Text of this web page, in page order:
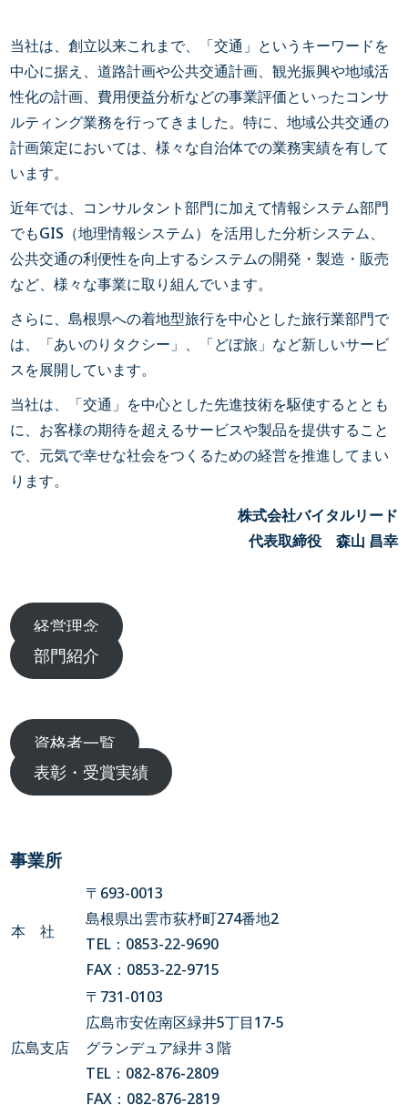
当社は、創立以来これまで、「交通」というキーワードを
中心に据え、道路計画や公共交通計画、観光振興や地域活
性化の計画、費用便益分析などの事業評価といったコンサ
ルティング業務を行ってきました。特に、地域公共交通の
計画策定においては、様々な自治体での業務実績を有して
います。
近年では、コンサルタント部門に加えて情報システム部門
でもGIS（地理情報システム）を活用した分析システム、
公共交通の利便性を向上するシステムの開発・製造・販売
など、様々な事業に取り組んでいます。
さらに、島根県への着地型旅行を中心とした旅行業部門で
は、「あいのりタクシー」、「どぼ旅」など新しいサービ
スを展開しています。
当社は、「交通」を中心とした先進技術を駆使するととも
に、お客様の期待を超えるサービスや製品を提供すること
で、元気で幸せな社会をつくるための経営を推進してまい
ります。
株式会社バイタルリード
代表取締役 森山 昌幸
経営理念
部門紹介
資格者一覧
表彰・受賞実績
事業所
本 社
〒693-0013
島根県出雲市荻杼町274番地2
TEL：0853-22-9690
FAX：0853-22-9715
広島支店
〒731-0103
広島市安佐南区緑井5丁目17-5
グランデュア緑井３階
TEL：082-876-2809
FAX：082-876-2819